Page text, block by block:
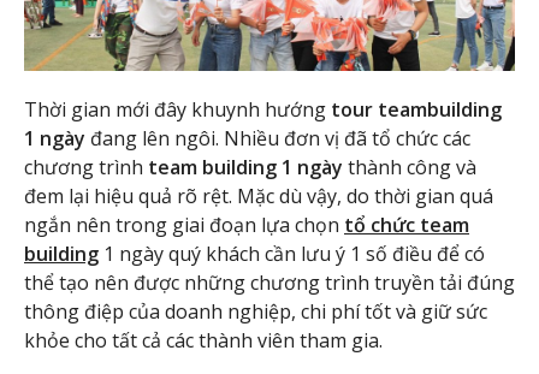
Thời gian mới đây khuynh hướng tour teambuilding
1 ngày đang lên ngôi. Nhiều đơn vị đã tổ chức các
chương trình team building 1 ngày thành công và
đem lại hiệu quả rõ rệt. Mặc dù vậy, do thời gian quá
ngắn nên trong giai đoạn lựa chọn tổ chức team
building 1 ngày quý khách cần lưu ý 1 số điều để có
thể tạo nên được những chương trình truyền tải đúng
thông điệp của doanh nghiệp, chi phí tốt và giữ sức
khỏe cho tất cả các thành viên tham gia.